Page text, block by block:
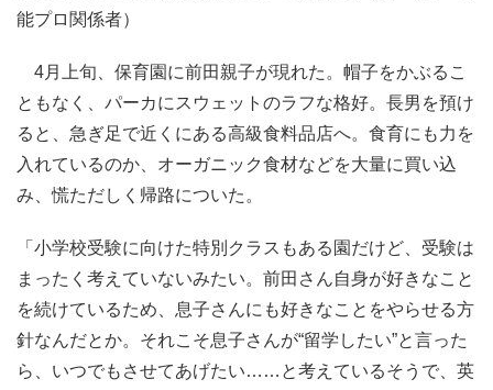
能プロ関係者）
4月上旬、保育園に前田親子が現れた。帽子をかぶるこ
ともなく、パーカにスウェットのラフな格好。長男を預け
ると、急ぎ足で近くにある高級食料品店へ。食育にも力を
入れているのか、オーガニック食材などを大量に買い込
み、慌ただしく帰路についた。
「小学校受験に向けた特別クラスもある園だけど、受験は
まったく考えていないみたい。前田さん自身が好きなこと
を続けているため、息子さんにも好きなことをやらせる方
針なんだとか。それこそ息子さんが“留学したい”と言った
ら、いつでもさせてあげたい……と考えているそうで、英